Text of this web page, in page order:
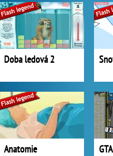
Doba ledová 2
Anatomie